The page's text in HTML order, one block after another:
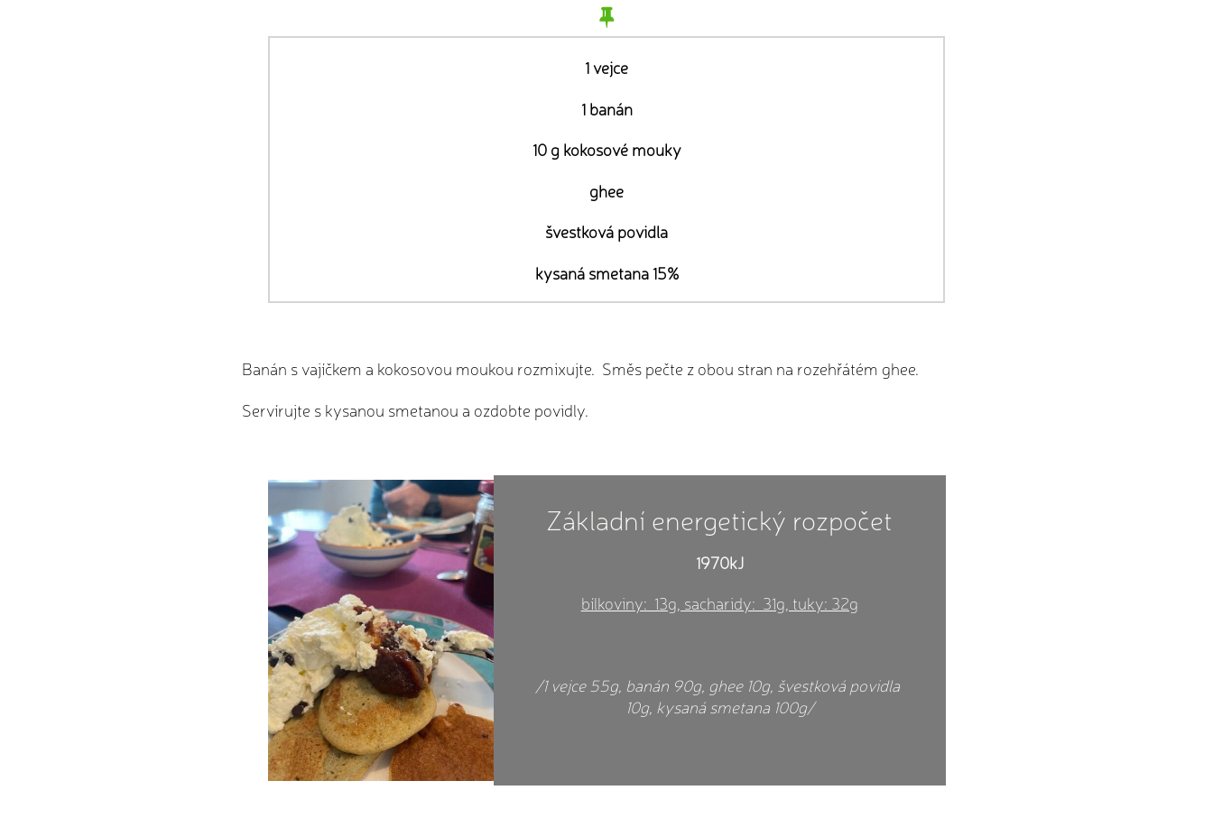
1 vejce
1 banán
10 g kokosové mouky
ghee
švestková povidla
kysaná smetana 15%
Banán s vajíčkem a kokosovou moukou rozmixujte. Směs pečte z obou stran na rozehřátém ghee.
Servírujte s kysanou smetanou a ozdobte povidly.
Základní energetický rozpočet
1970kJ
bílkoviny: 13g, sacharidy: 31g, tuky: 32g
/1 vejce 55g, banán 90g, ghee 10g, švestková povidla
10g, kysaná smetana 100g/